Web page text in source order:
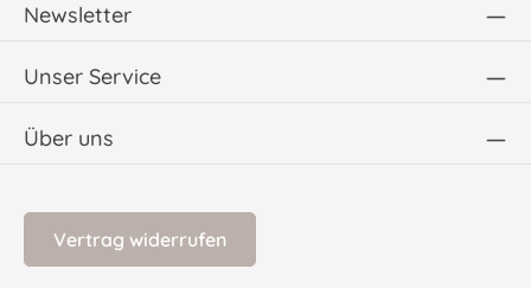
Newsletter
Unser Service
Über uns
Vertrag widerrufen